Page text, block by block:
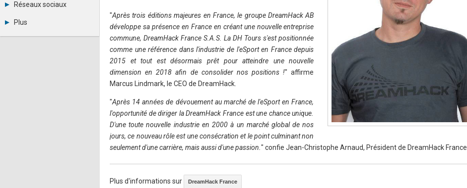
Réseaux sociaux
LinkedIn
Plus
Annonceurs
"Après trois éditions majeures en France, le groupe DreamHack AB
développe sa présence en France en créant une nouvelle entreprise
commune, DreamHack France S.A.S. La DH Tours s'est positionnée
comme une référence dans l'industrie de l'eSport en France depuis
2015 et tout est désormais prêt pour atteindre une nouvelle
dimension en 2018 afin de consolider nos positions !" affirme
Marcus Lindmark, le CEO de DreamHack.
"Après 14 années de dévouement au marché de l'eSport en France,
l'opportunité de diriger la DreamHack France est une chance unique.
D'une toute nouvelle industrie en 2000 à un marché global de nos
jours, ce nouveau rôle est une consécration et le point culminant non
seulement d'une carrière, mais aussi d'une passion. " confie Jean-Christophe Arnaud, Président de DreamHack France.
Plus d'informations sur DreamHack France